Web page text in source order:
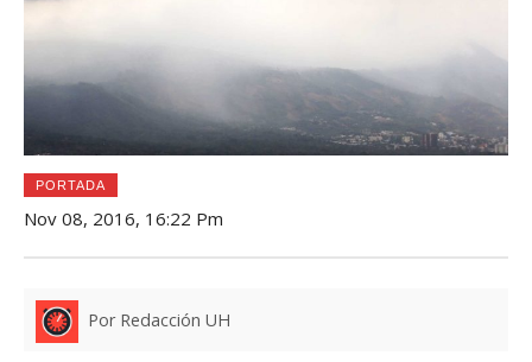
PORTADA
Nov 08, 2016, 16:22 Pm
Por Redacción UH